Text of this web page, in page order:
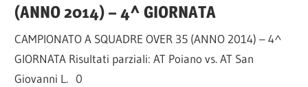
(ANNO 2014) – 4^ GIORNATA
CAMPIONATO A SQUADRE OVER 35 (ANNO 2014) – 4^
GIORNATA Risultati parziali: AT Poiano vs. AT San
Giovanni L. 0